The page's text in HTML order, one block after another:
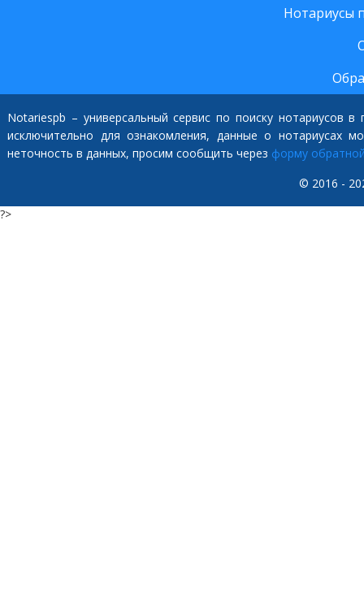
Нотариусы
Notariespb – универсальный сервис по поиску нотариусов
исключительно для ознакомления, данные о нотариусах
неточность в данных, просим сообщить через форму
© 2016 -
?>